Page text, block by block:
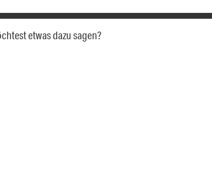
etwas dazu sagen?